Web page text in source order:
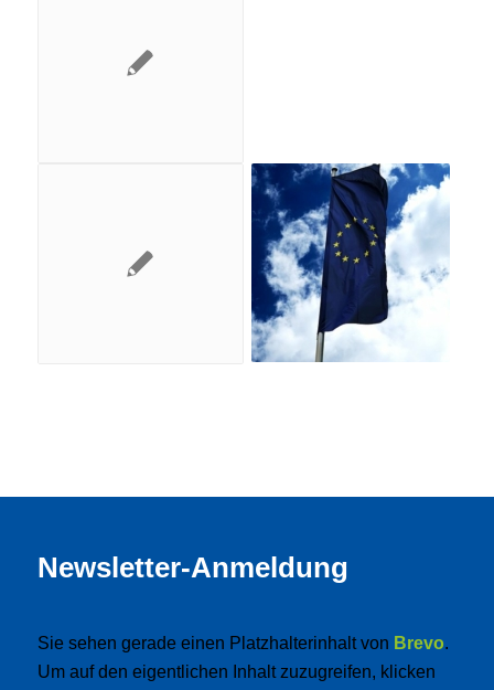
Newsletter-Anmeldung
Sie sehen gerade einen Platzhalterinhalt von Brevo.
Um auf den eigentlichen Inhalt zuzugreifen, klicken